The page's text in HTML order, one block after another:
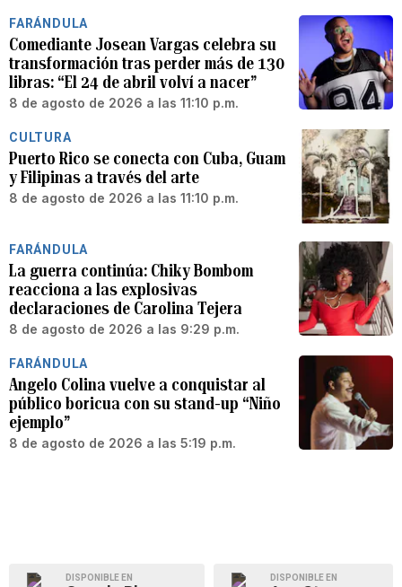
FARÁNDULA
Comediante Josean Vargas celebra su
transformación tras perder más de 130
libras: “El 24 de abril volví a nacer”
8 de agosto de 2026 a las 11:10 p.m.
CULTURA
Puerto Rico se conecta con Cuba, Guam
y Filipinas a través del arte
8 de agosto de 2026 a las 11:10 p.m.
FARÁNDULA
La guerra continúa: Chiky Bombom
reacciona a las explosivas
declaraciones de Carolina Tejera
8 de agosto de 2026 a las 9:29 p.m.
FARÁNDULA
Angelo Colina vuelve a conquistar al
público boricua con su stand-up “Niño
ejemplo”
8 de agosto de 2026 a las 5:19 p.m.
DISPONIBLE EN DISPONIBLE EN